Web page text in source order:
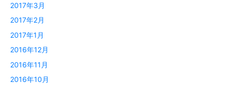
2017年3月
2017年2月
2017年1月
2016年12月
2016年11月
2016年10月